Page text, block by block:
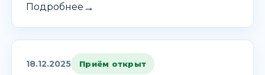
Подробнее →
18.12.2025 Приём открыт